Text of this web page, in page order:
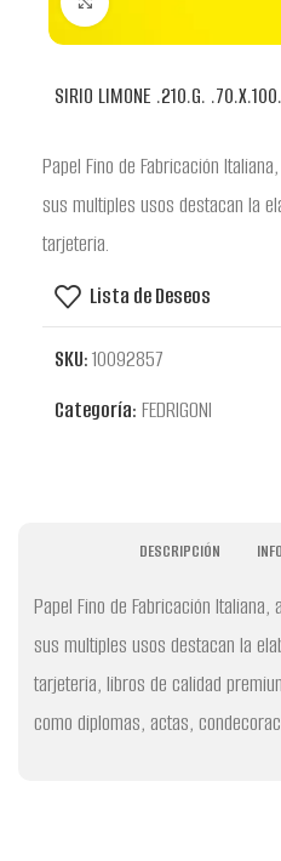
SIRIO LIMONE .210.G. .70.X.100.
Papel Fino de Fabricación
sus multiples usos destacan la
tarjeteria.
Lista de Deseos
SKU:10092857
Categoría: FEDRIGONI
DESCRIPCIÓN
Papel Fino de Fabricación
sus multiples usos destacan la
tarjeteria, libros de calidad
como diplomas, actas,